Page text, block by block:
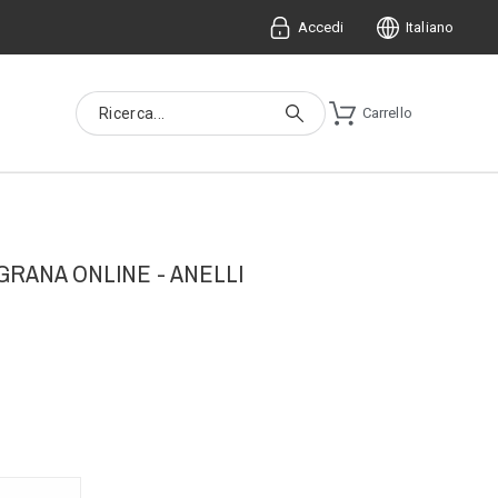
Accedi Italiano
Carrello
ONLINE - ANELLI